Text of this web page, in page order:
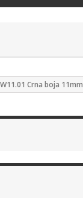
Crna boja 11mm